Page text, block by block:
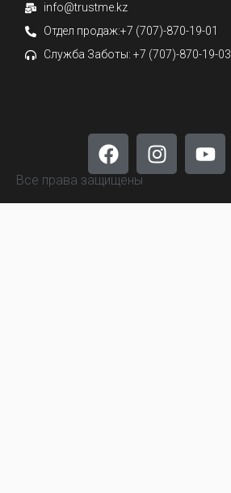
info@trustme.kz
Отдел продаж:+7 (707)-870-19-01
Служба Заботы: +7 (707)-870-19-03
Все права защищены